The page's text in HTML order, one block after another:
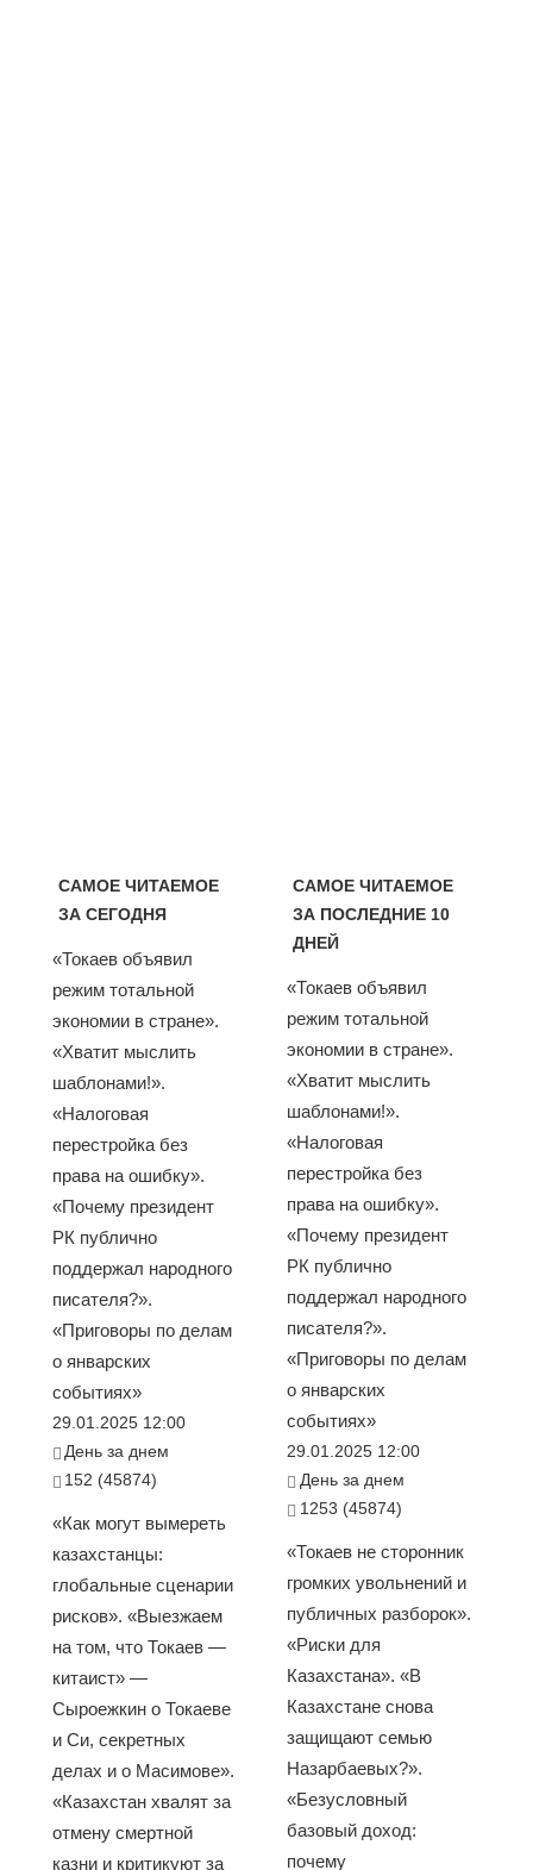
САМОЕ ЧИТАЕМОЕ
ЗА СЕГОДНЯ
«Токаев объявил
режим тотальной
экономии в стране».
«Хватит мыслить
шаблонами!».
«Налоговая
перестройка без
права на ошибку».
«Почему президент
РК публично
поддержал народного
писателя?».
«Приговоры по делам
о январских
событиях»
29.01.2025 12:00
День за днем
152 (45874)
«Как могут вымереть
казахстанцы:
глобальные сценарии
рисков». «Выезжаем
на том, что Токаев —
китаист» —
Сыроежкин о Токаеве
и Си, секретных
делах и о Масимове».
«Казахстан хвалят за
отмену смертной
казни и критикуют за
САМОЕ ЧИТАЕМОЕ
ЗА ПОСЛЕДНИЕ 10
ДНЕЙ
«Токаев объявил
режим тотальной
экономии в стране».
«Хватит мыслить
шаблонами!».
«Налоговая
перестройка без
права на ошибку».
«Почему президент
РК публично
поддержал народного
писателя?».
«Приговоры по делам
о январских
событиях»
29.01.2025 12:00
День за днем
1253 (45874)
«Токаев не сторонник
громких увольнений и
публичных разборок».
«Риски для
Казахстана». «В
Казахстане снова
защищают семью
Назарбаевых?».
«Безусловный
базовый доход:
почему